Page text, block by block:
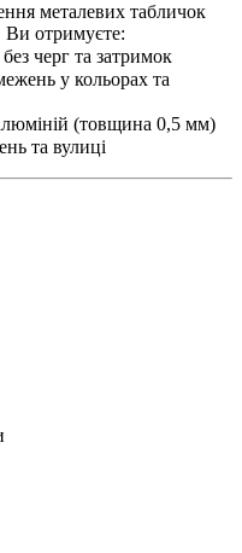
металевих табличок
Ви отримуєте:
черг та затримок
у кольорах та
(товщина 0,5 мм)
та вулиці